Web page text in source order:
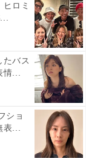
ロミ
たバス
情...
ショ
表...